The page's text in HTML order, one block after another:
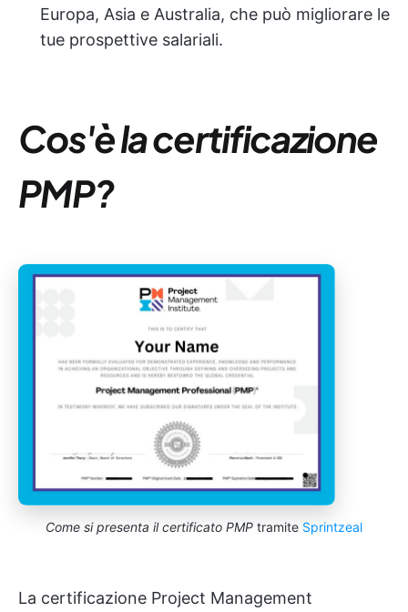
Europa, Asia e Australia, che può migliorare le
tue prospettive salariali.
Cos'è la certificazione
PMP?
Come si presenta il certificato PMP tramite Sprintzeal
La certificazione Project Management